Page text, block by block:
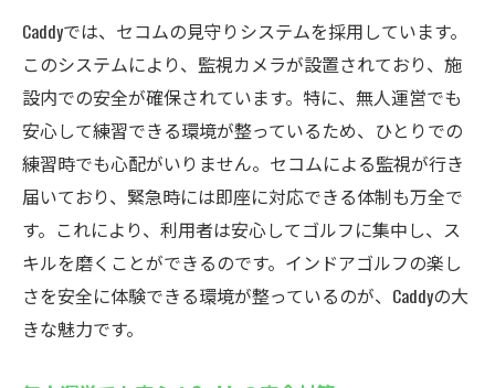
Caddyでは、セコムの見守りシステムを採用しています。
このシステムにより、監視カメラが設置されており、施
設内での安全が確保されています。特に、無人運営でも
安心して練習できる環境が整っているため、ひとりでの
練習時でも心配がいりません。セコムによる監視が行き
届いており、緊急時には即座に対応できる体制も万全で
す。これにより、利用者は安心してゴルフに集中し、ス
キルを磨くことができるのです。インドアゴルフの楽し
さを安全に体験できる環境が整っているのが、Caddyの大
きな魅力です。